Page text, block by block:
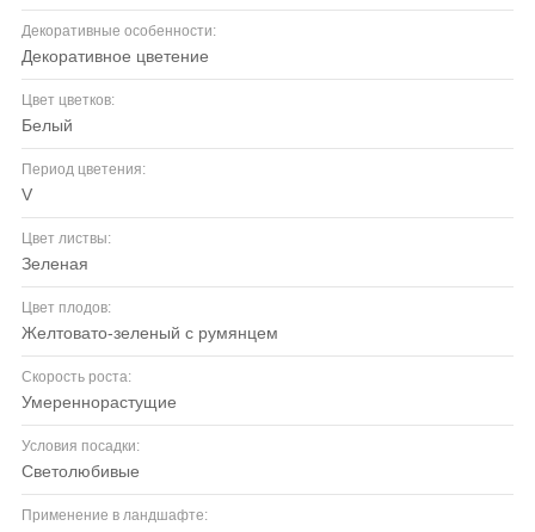
Декоративные особенности:
декоративное цветение
Цвет цветков:
белый
Период цветения:
V
Цвет листвы:
зеленая
Цвет плодов:
желтовато-зеленый с румянцем
Скорость роста:
умереннорастущие
Условия посадки:
светолюбивые
Применение в ландшафте: